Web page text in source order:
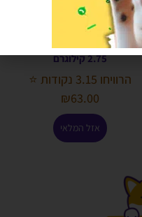
תערובת קריספי מוזלי לאוגרים
2.75 קילוגרם
הרוויחו 3.15 נקודות ⭐
₪63.00
אזל המלאי